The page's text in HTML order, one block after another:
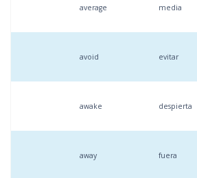
average media
avoid evitar
awake despierta
away fuera